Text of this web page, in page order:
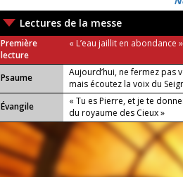
Lectures de la messe
Première
lecture
« L’eau jaillit en abondance »
Psaume
Aujourd’hui, ne fermez pas
mais écoutez la voix du
Évangile
« Tu es Pierre, et je te
du royaume des Cieux »